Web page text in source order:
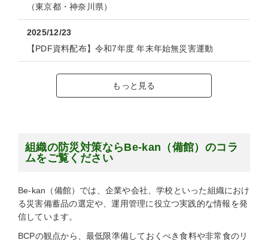
（東京都・神奈川県）
2025/12/23
【PDF資料配布】令和7年度 年末年始無災害運動
もっと見る
組織の防災対策ならBe-kan（備館）のコラ
ムをご覧ください
Be-kan（備館）では、企業や会社、学校といった組織におけ
る災害備蓄品の選定や、運用管理に役立つ実践的な情報を発
信しています。
BCPの観点から、最低限準備しておくべき食料や非常食のリ